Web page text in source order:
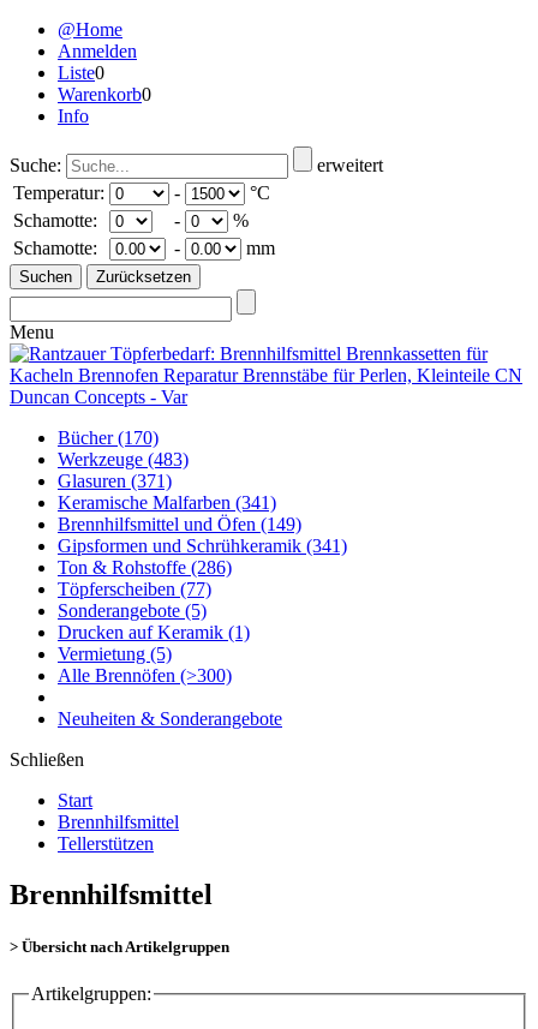
@Home
Anmelden
Liste0
Warenkorb0
Info
Suche:
erweitert
Temperatur:
-
°C
Schamotte:
-
%
Schamotte:
- mm
Menu
Bücher(170)
Werkzeuge (483)
Glasuren (371)
Keramische Malfarben (341)
Brennhilfsmittel und Öfen (149)
Gipsformen und Schrühkeramik (341)
Ton & Rohstoffe (286)
Töpferscheiben (77)
Sonderangebote (5)
Drucken auf Keramik (1)
Vermietung (5)
Alle Brennöfen (>300)
Neuheiten & Sonderangebote
Schließen
Start
Brennhilfsmittel
Tellerstützen
Brennhilfsmittel
> Übersicht nach Artikelgruppen
Artikelgruppen: